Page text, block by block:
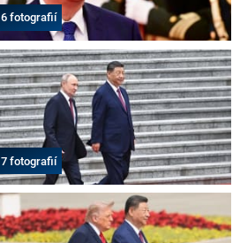
6 fotografií
7 fotografií